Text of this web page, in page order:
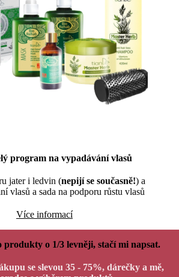
program na vypadávání vlasů
jater i ledvin (nepijí se současně!) a
vlasů a sada na podporu růstu vlasů
Více informací
produkty o 1/3 levněji, stačí mi napsat.
se slevou 35 - 75%, dárečky a mě,